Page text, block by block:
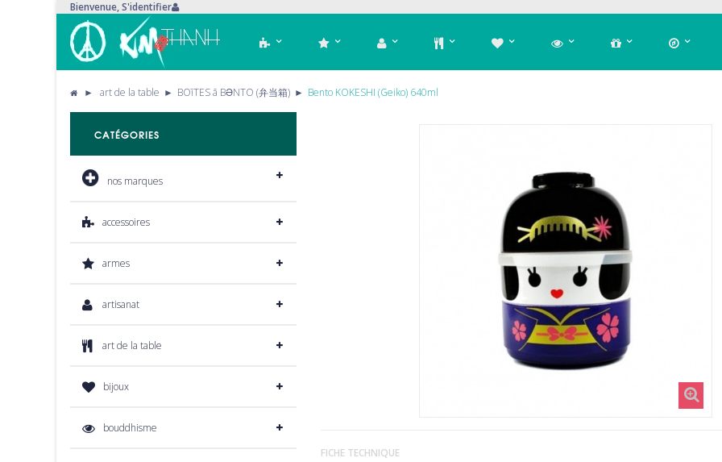
Bienvenue,S'identifier
► art de la table ► BOīTES ā BƏNTO (弁当箱) ► Bento KOKESHI (Geiko) 640ml
CATÉGORIES
nos marques
accessoires
armes
artisanat
art de la table
bijoux
bouddhisme
FICHE TECHNIQUE